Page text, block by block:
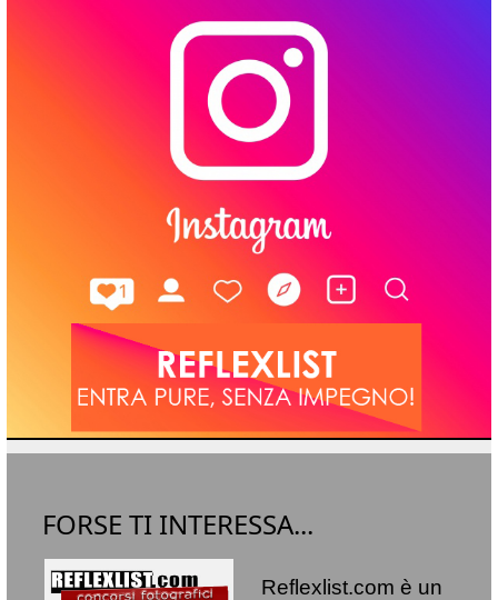
FORSE TI INTERESSA...
Reflexlist.com è un